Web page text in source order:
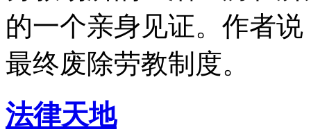
的一个亲身见证。作者
最终废除劳教制度。
法律天地